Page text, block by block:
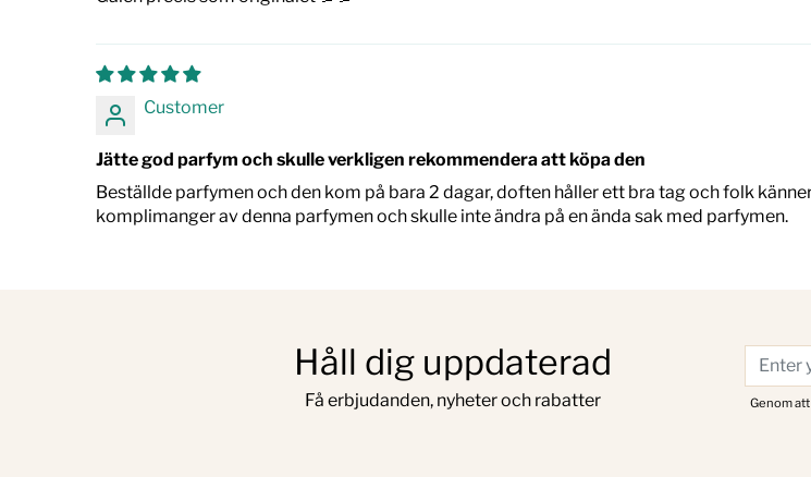
Customer
Jätte god parfym och skulle verkligen rekommendera att köpa den
Beställde parfymen och den kom på bara 2 dagar, doften håller ett bra tag och folk
komplimanger av denna parfymen och skulle inte ändra på en ända sak med parfymen.
Håll dig uppdaterad
Få erbjudanden, nyheter och rabatter Genom